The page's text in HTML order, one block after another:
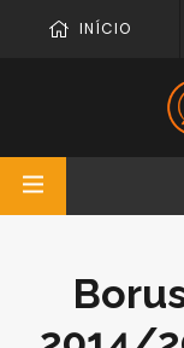
INÍCIO